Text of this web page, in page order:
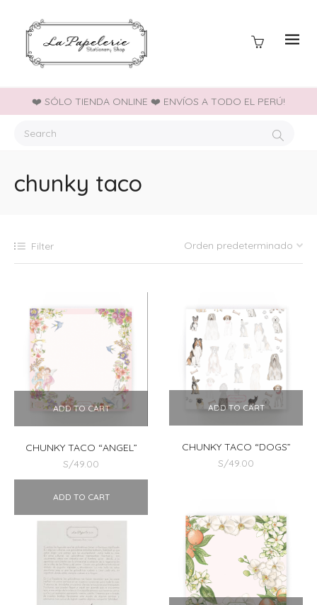
❤️ SÓLO TIENDA ONLINE ❤️ ENVÍOS A TODO EL PERÚ!
chunky taco
Filter
ADD TO CART
CHUNKY TACO “ANGEL”
S/49.00
ADD TO CART
CHUNKY TACO “DOGS”
S/49.00
ADD TO CART
CHUNKY TACO “LILIES”
S/49.00